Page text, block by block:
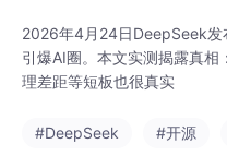
2026年4月24日DeepSeek发
引爆AI圈。本文实测揭露真
理差距等短板也很真实
#DeepSeek #开源